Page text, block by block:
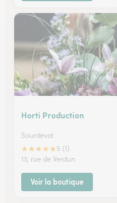
Horti Production
Sourdeval .
★★★★★ 5 (1)
13, rue de Verdun
Voir la boutique